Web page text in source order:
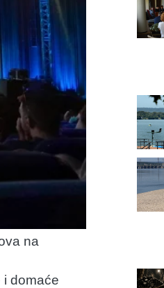
na
i domaće